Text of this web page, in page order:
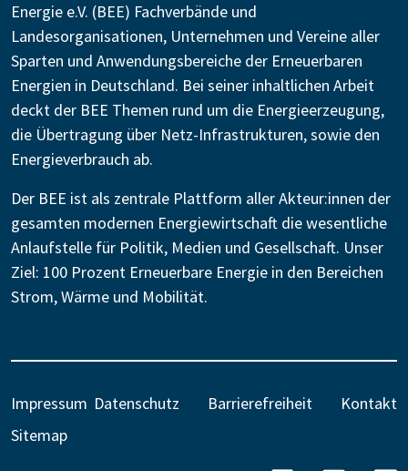
Energie e.V. (BEE) Fachverbände und
Landesorganisationen, Unternehmen und Vereine aller
Sparten und Anwendungsbereiche der Erneuerbaren
Energien in Deutschland. Bei seiner inhaltlichen Arbeit
deckt der BEE Themen rund um die Energieerzeugung,
die Übertragung über Netz-Infrastrukturen, sowie den
Energieverbrauch ab.
Der BEE ist als zentrale Plattform aller Akteur:innen der
gesamten modernen Energiewirtschaft die wesentliche
Anlaufstelle für Politik, Medien und Gesellschaft. Unser
Ziel: 100 Prozent Erneuerbare Energie in den Bereichen
Strom, Wärme und Mobilität.
Impressum Datenschutz Barrierefreiheit
Kontakt
Sitemap